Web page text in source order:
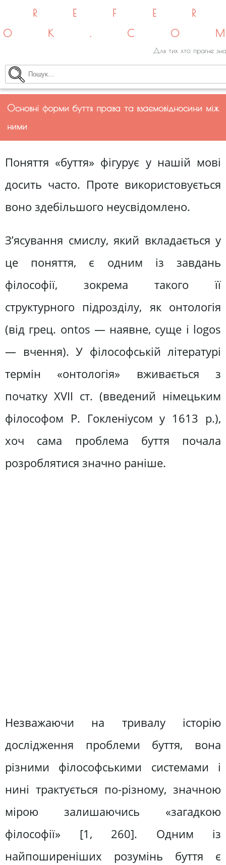
Для тих хто прагне
Основні форми буття права та взаємовідносини між
ними
Поняття «буття» фігурує у нашій мові
досить часто. Проте використовується
воно здебільшого неусвідомлено.
З’ясування смислу, який вкладається у
це поняття, є одним із завдань
філософії, зокрема такого її
структурного підрозділу, як онтологія
(від грец. ontos — наявне, суще і logos
— вчення). У філософській літературі
термін «онтологія» вживається з
початку XVII ст. (введений німецьким
філософом Р. Гокленіусом у 1613 р.),
хоч сама проблема буття почала
розроблятися значно раніше.
Незважаючи на тривалу історію
дослідження проблеми буття, вона
різними філософськими системами і
нині трактується по-різному, значною
мірою залишаючись «загадкою
філософії» [1, 260]. Одним із
найпоширеніших розумінь буття є